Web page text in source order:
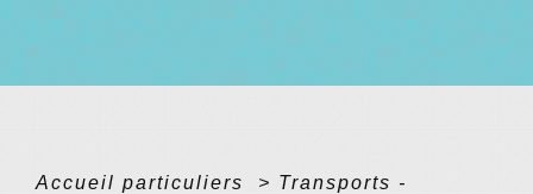
Accueil particuliers > Transports -